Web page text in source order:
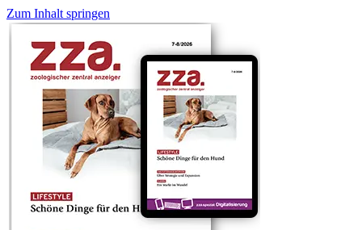
Zum Inhalt springen